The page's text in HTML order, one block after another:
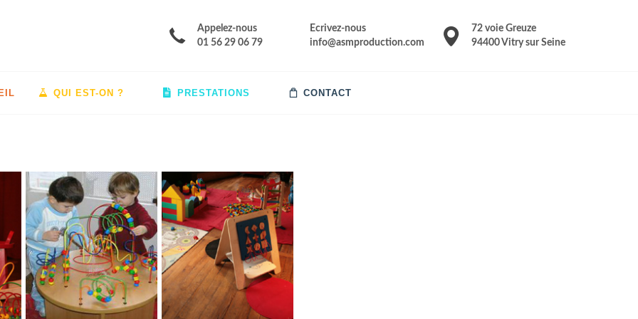
Appelez-nous
01 56 29 06 79
Ecrivez-nous
info@asmproduction.com
72 voie Greuze
94400 Vitry sur Seine
QUI EST-ON ? PRESTATIONS CONTACT